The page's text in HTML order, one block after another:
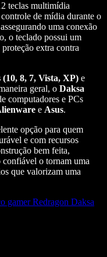
teclas multimídia
de mídia durante o
uma conexão
o teclado possui um
extra contra
8, 7, Vista, XP) e
geral, o Daksa
computadores e PCs
e Asus.
opção para quem
e com recursos
bem feita,
confiável o tornam uma
que valorizam uma
gamer Redragon Daksa